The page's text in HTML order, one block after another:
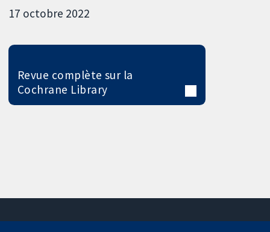
17 octobre 2022
Revue complète sur la
Cochrane Library